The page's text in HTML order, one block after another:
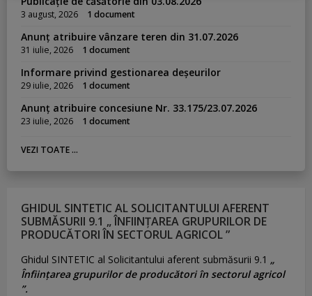
3 august, 2026 1 document
Anunț atribuire vânzare teren din 31.07.2026
31 iulie, 2026 1 document
Informare privind gestionarea deșeurilor
29 iulie, 2026 1 document
Anunț atribuire concesiune Nr. 33.175/23.07.2026
23 iulie, 2026 1 document
VEZI TOATE ...
GHIDUL SINTETIC AL SOLICITANTULUI AFERENT
SUBMĂSURII 9.1 „ ÎNFIINȚAREA GRUPURILOR DE
PRODUCĂTORI ÎN SECTORUL AGRICOL ”
Ghidul SINTETIC al Solicitantului aferent submăsurii 9.1 „
Înființarea grupurilor de producători în sectorul agricol
”.